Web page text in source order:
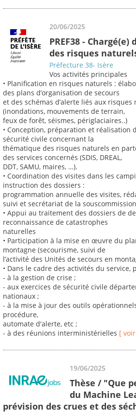
20/06/2025
PREF38 -
des risques
Préfecture 38- Isère
Vos activités principales
• Planification en risques naturels :
des plans d’organisation de secours
et des schémas d’alerte liés aux
(inondations, mouvements de terrain,
feux de forêt, séismes, périglaciaires..)
• Conception, préparation et réalisation
sécurité civile concernant la
thématique des risques naturels en
des services concernés (SDIS, DREAL,
DDT, SAMU, maires, …).
• Coordination des visites dans les
instruction des dossiers :
programmation annuelle des visites,
suivi et secrétariat de la souscommission
• Appui au traitement des dossiers de
reconnaissance de catastrophes
naturelles
• Participation à la mise en œuvre du
montagne (secourisme, suivi de
l’activité des Unités de secours en
• Dans le cadre des activités du service,
- à la gestion de crise ;
- aux exercices de sécurité civile
nationaux ;
- à la mise à jour des outils
procédure,
automate d'alerte, etc ;
- à des réunions interministérielles [
19/06/2025
Thèse / "Que
du Machine
prévision des crues et des